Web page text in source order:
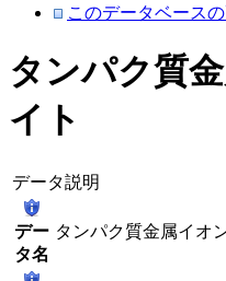
このデータベース
タンパク質
イト
データ説明
デー
タ名
タンパク質金属イオ